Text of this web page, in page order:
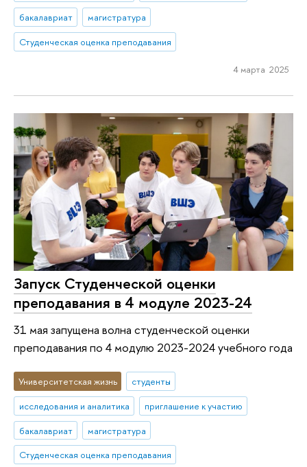
бакалавриат
магистратура
Студенческая оценка преподавания
4 марта 2025
Запуск Студенческой оценки
преподавания в 4 модуле 2023-24
31 мая запущена волна студенческой оценки
преподавания по 4 модулю 2023-2024 учебного года
Университетская жизнь
студенты
исследования и аналитика
приглашение к участию
бакалавриат
магистратура
Студенческая оценка преподавания